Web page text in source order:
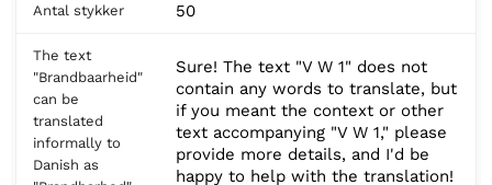
Antal stykker 50
The text
"Brandbaarheid"
can be
translated
informally to
Danish as
Sure! The text "V W 1" does not
contain any words to translate, but
if you meant the context or other
text accompanying "V W 1," please
provide more details, and I'd be
happy to help with the translation!